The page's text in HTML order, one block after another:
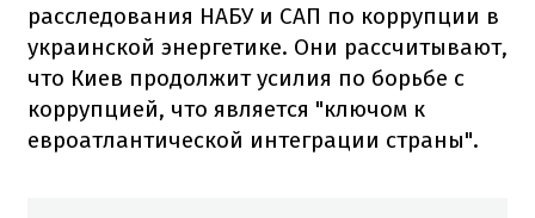
расследования НАБУ и САП по коррупции в
украинской энергетике. Они рассчитывают,
что Киев продолжит усилия по борьбе с
коррупцией, что является "ключом к
евроатлантической интеграции страны".